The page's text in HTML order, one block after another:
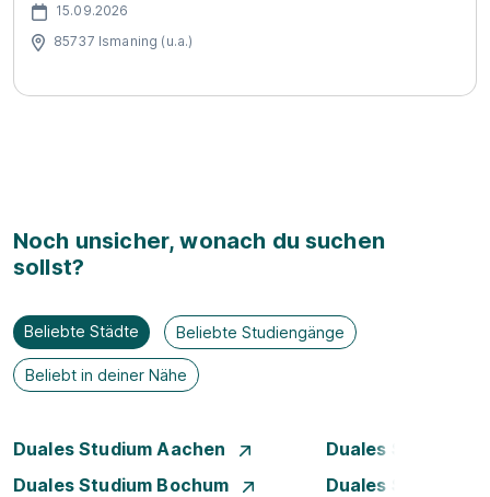
15.09.2026
85737 Ismaning (u.a.)
Noch unsicher, wonach du suchen
sollst?
Beliebte Städte Beliebte Studiengänge
Beliebt in deiner Nähe
Duales Studium Aachen
Duales Studium
Duales Studium Bochum
Duales Studium